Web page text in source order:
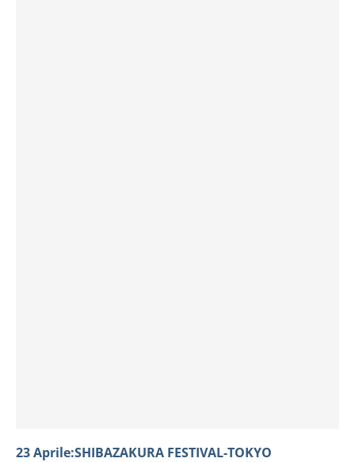
23 Aprile:SHIBAZAKURA FESTIVAL-TOKYO